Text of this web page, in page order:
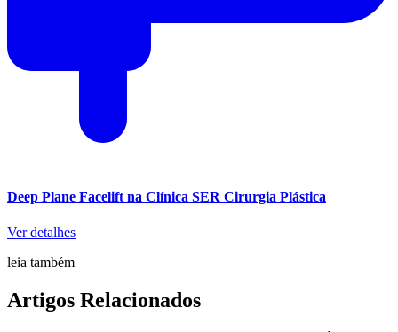
Deep Plane Facelift na Clínica SER Cirurgia Plástica
Ver detalhes
leia também
Artigos Relacionados